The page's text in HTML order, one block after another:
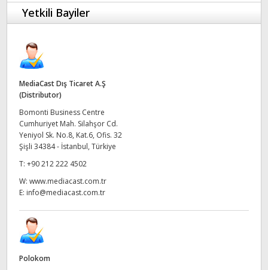
Japan
Malaysia
Netherlands
New Zealand
Norway
Poland
Portugal
South Africa
Yetkili Bayiler
MediaCast Dış Ticaret A.Ş
(Distributor)
Bomonti Business Centre
Cumhuriyet Mah. Silahşor Cd.
Yeniyol Sk. No.8, Kat.6, Ofis. 32
Şişli 34384 - İstanbul, Türkiye
T: +90 212 222 4502
W: www.mediacast.com.tr
E: info@mediacast.com.tr
Polokom